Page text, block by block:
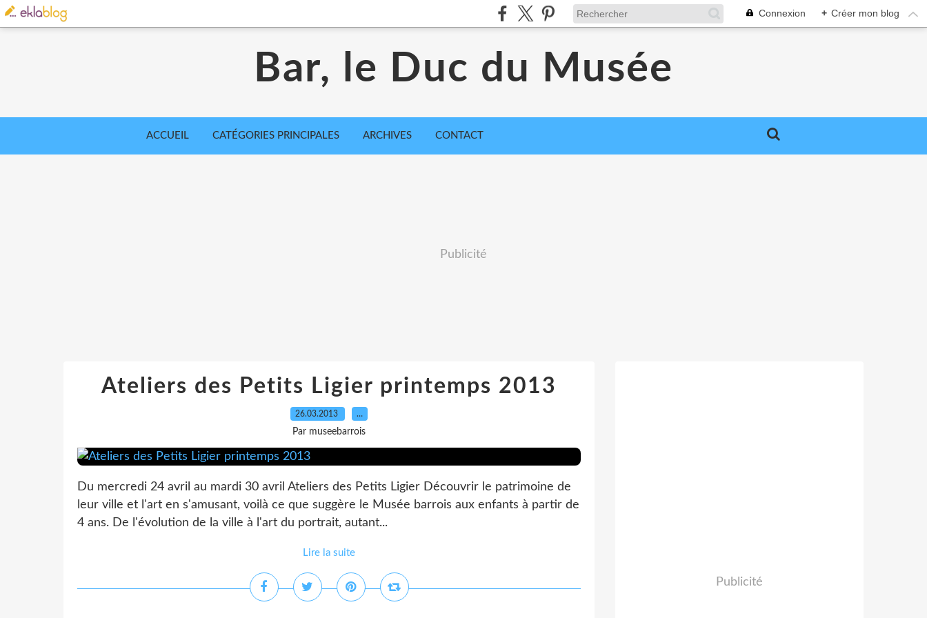
Connexion + Créer mon blog
Bar, le Duc du Musée
ACCUEIL CATÉGORIES PRINCIPALES ARCHIVES CONTACT
Publicité
Ateliers des Petits Ligier printemps 2013
26.03.2013 …
Par museebarrois
Du mercredi 24 avril au mardi 30 avril Ateliers des Petits Ligier Découvrir le patrimoine de
leur ville et l'art en s'amusant, voilà ce que suggère le Musée barrois aux enfants à partir de
4 ans. De l'évolution de la ville à l'art du portrait, autant...
Lire la suite
Publicité